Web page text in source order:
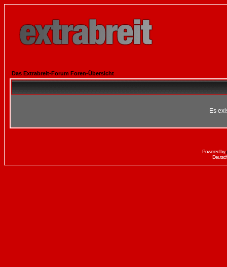
Das Extrabreit-Forum Foren-Übersicht
Es
Powered by